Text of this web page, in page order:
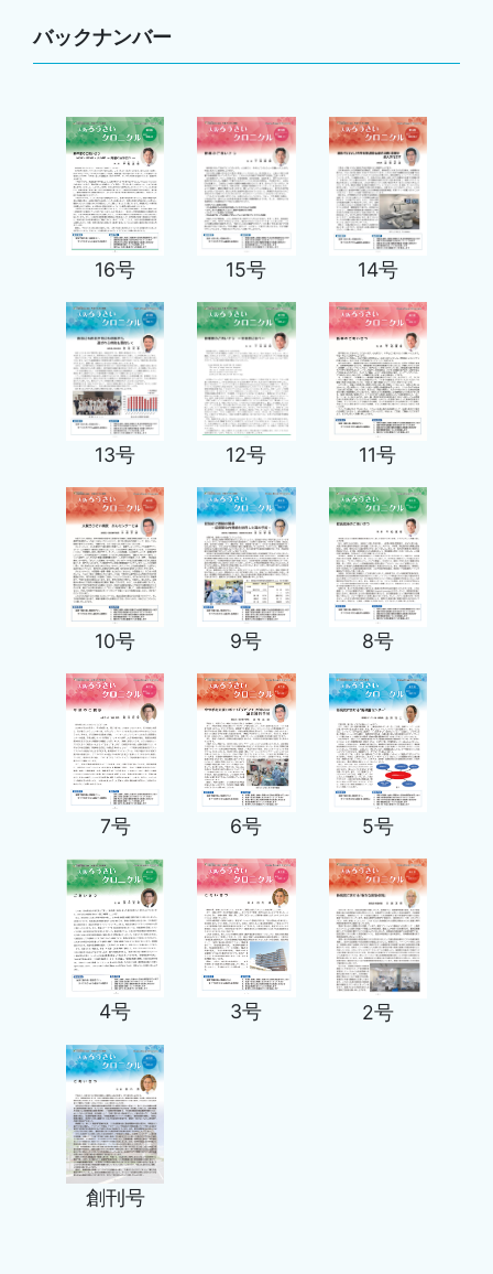
バックナンバー
16号 15号 14号
13号 12号 11号
10号 9号 8号
7号 6号 5号
4号 3号 2号
創刊号